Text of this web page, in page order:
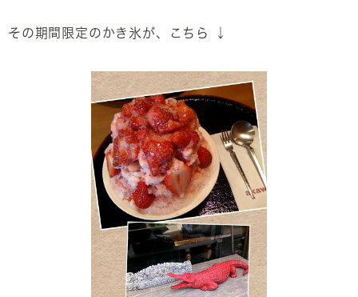
その期間限定のかき氷が、こちら ↓